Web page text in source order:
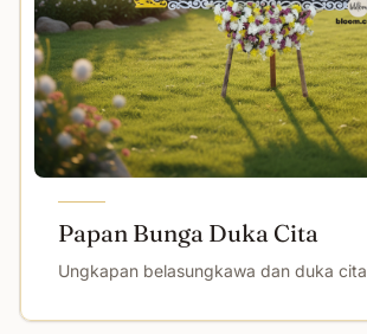
Papan Bunga Duka Cita
Ungkapan belasungkawa dan duka cita